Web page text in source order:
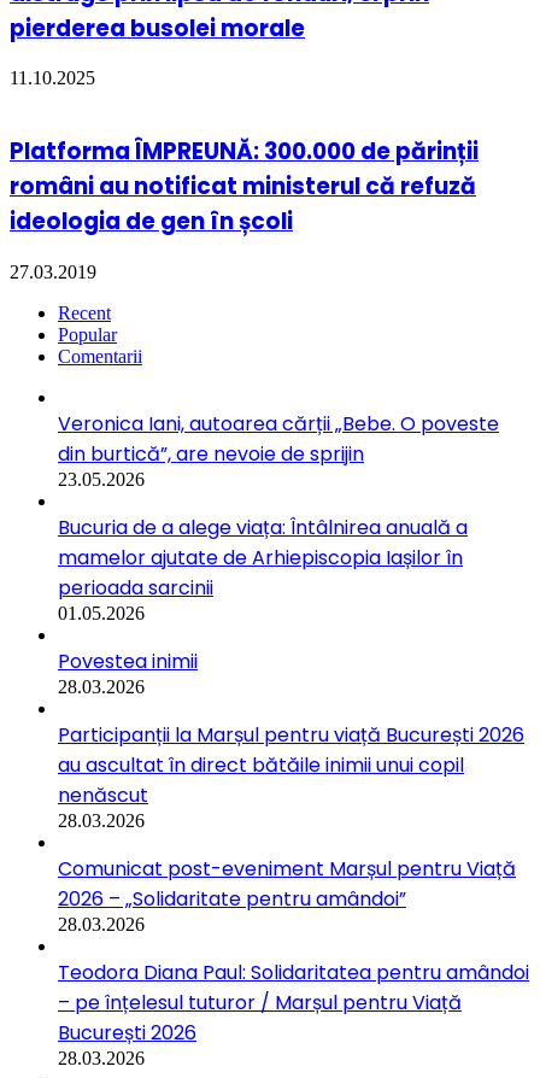
pierderea busolei morale
11.10.2025
Platforma ÎMPREUNĂ: 300.000 de părinții
români au notificat ministerul că refuză
ideologia de gen în școli
27.03.2019
Recent
Popular
Comentarii
Veronica Iani, autoarea cărții „Bebe. O poveste
din burtică”, are nevoie de sprijin
23.05.2026
Bucuria de a alege viața: Întâlnirea anuală a
mamelor ajutate de Arhiepiscopia Iașilor în
perioada sarcinii
01.05.2026
Povestea inimii
28.03.2026
Participanții la Marșul pentru viață București 2026
au ascultat în direct bătăile inimii unui copil
nenăscut
28.03.2026
Comunicat post-eveniment Marșul pentru Viață
2026 – „Solidaritate pentru amândoi”
28.03.2026
Teodora Diana Paul: Solidaritatea pentru amândoi
– pe înțelesul tuturor / Marșul pentru Viață
București 2026
28.03.2026